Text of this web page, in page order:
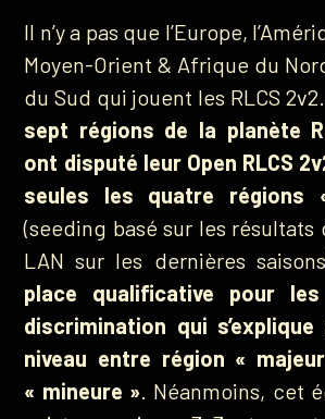
Il n’y a pas que l’Europe,
Moyen-Orient & Afrique du
du Sud qui jouent les RLCS 2v2.
sept régions de la planète
ont disputé leur Open RLCS
seules les quatre régions
(seeding basé sur les résultats
LAN sur les dernières
place qualificative pour les
discrimination qui s’explique
niveau entre région «
« mineure ». Néanmoins, cet